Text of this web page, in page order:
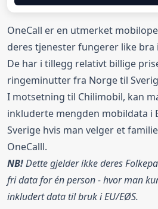
OneCall er en utmerket
deres tjenester fungerer like bra
De har i tillegg relativt billige
ringeminutter fra Norge til
I motsetning til Chilimobil, kan
inkluderte mengden mobildata i
Sverige hvis man velger et
OneCalll.
NB!Dette gjelder ikke deres
fri data for én person - hvor man
inkludert data til bruk i EU/EØS.